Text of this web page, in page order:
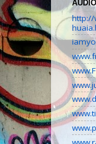
http://